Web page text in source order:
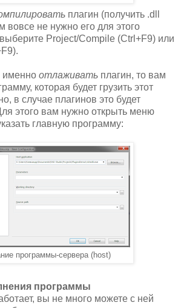
плагин (получить .dll
вовсе не нужно его для этого
Project/Compile (Ctrl+F9) или
именно отлаживать плагин, то вам
которая будет грузить этот
в случае плагинов это будет
этого вам нужно открыть меню
главную программу:
программы-сервера (host)
программы
вы не много можете с ней